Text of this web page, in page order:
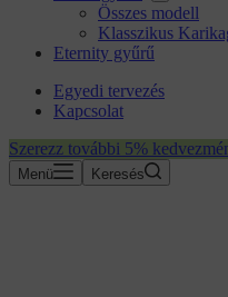
Összes modell
Klasszikus
Eternity gyűrű
Egyedi tervezés
Kapcsolat
Szerezz további 5%
Menü Keresés